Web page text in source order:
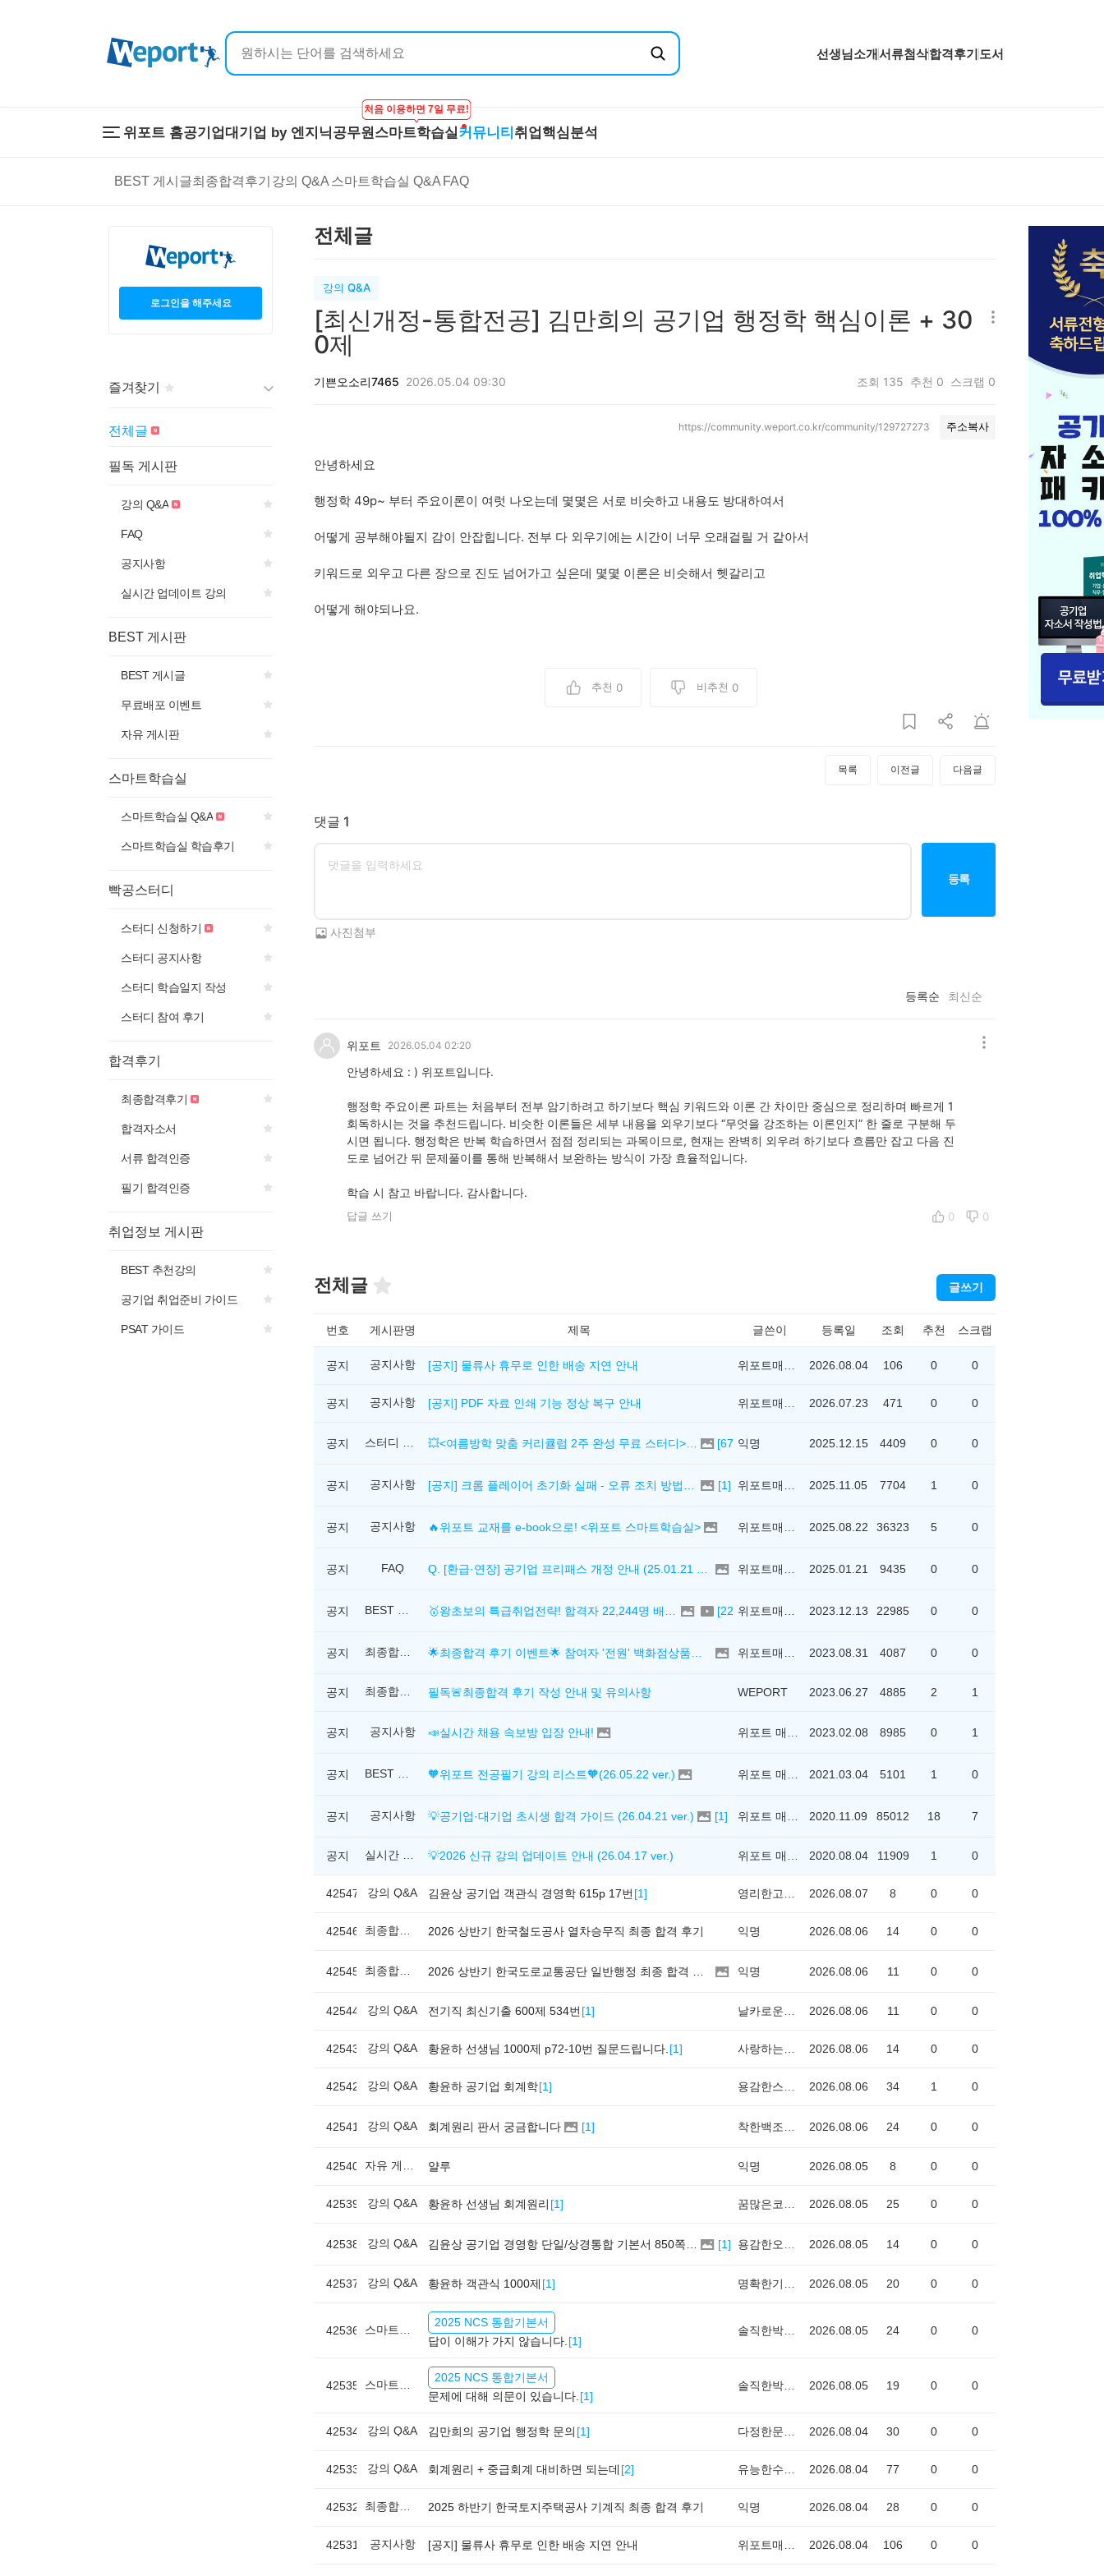
선생님소개서류첨삭합격후기 도서
위포트 홈공기업대기업 by 엔지닉공무원
처음 이용하면 7일 무료!
스마트학습실 커뮤니티
BEST 게시글최종합격후기 강의 Q&A 스마트학습실 Q&A FAQ
취업핵심분석
온라인 강의
이공계 강의
학원 강의
온라인 강의
로그인을 해주세요
즐겨찾기
게시판 제목의
전체글
필독 게시판
강의 Q&A
FAQ
공지사항
실시간 업데이트 강의
BEST 게시판
BEST 게시글
무료배포 이벤트
자유 게시판
스마트학습실
스마트학습실 Q&A
스마트학습실 학습후기
빡공스터디
스터디 신청하기
스터디 공지사항
스터디 학습일지 작성
스터디 참여 후기
합격후기
최종합격후기
합격자소서
서류 합격인증
필기 합격인증
취업정보 게시판
BEST 추천강의
공기업 취업준비 가이드
PSAT 가이드
전체글
강의 Q&A
[최신개정-통합전공] 김만희의 공기업 행정학 핵심이론 + 30
0제
기쁜오소리7465 2026.05.04 09:30 조회 135 추천 0 스크랩 0
https://community.weport.co.kr/community/129727273 주소복사
안녕하세요
행정학 49p~ 부터 주요이론이 여럿 나오는데 몇몇은 서로 비슷하고 내용도 방대하여서
어떻게 공부해야될지 감이 안잡힙니다. 전부 다 외우기에는 시간이 너무 오래걸릴 거 같아서
키워드로 외우고 다른 장으로 진도 넘어가고 싶은데 몇몇 이론은 비슷해서 헷갈리고
어떻게 해야되나요.
추천 0 비추천 0
목록 이전글 다음글
댓글 1
등록
사진첨부
등록순 최신순
위포트 2026.05.04 02:20
안녕하세요 : ) 위포트입니다.
행정학 주요이론 파트는 처음부터 전부 암기하려고 하기보다 핵심 키워드와 이론 간 차이만 중심으로 정리하며 빠르게 1
회독하시는 것을 추천드립니다. 비슷한 이론들은 세부 내용을 외우기보다 “무엇을 강조하는 이론인지” 한 줄로 구분해 두
시면 됩니다. 행정학은 반복 학습하면서 점점 정리되는 과목이므로, 현재는 완벽히 외우려 하기보다 흐름만 잡고 다음 진
도로 넘어간 뒤 문제풀이를 통해 반복해서 보완하는 방식이 가장 효율적입니다.
학습 시 참고 바랍니다. 감사합니다.
답글 쓰기 0 0
전체글 글쓰기
번호 게시판명 제목 글쓴이 등록일 조회 추천 스크랩
공지 공지사항 [공지] 물류사 휴무로 인한 배송 지연 안내 2026.08.04 106 0 0
공지 공지사항 [공지] PDF 자료 인쇄 기능 정상 복구 안내 2026.07.23 471 0 0
공지 [67 익명 2025.12.15 4409 0 0
공지 공지사항 [1] 2025.11.05 7704 1 0
공지 공지사항 🔥위포트 교재를 e-book으로! <위포트 스마트학습실> 2025.08.22 36323 5 0
공지 FAQ 2025.01.21 9435 0 0
공지 [22 2023.12.13 22985 0 0
공지 2023.08.31 4087 0 0
공지 필독🚨최종합격 후기 작성 안내 및 유의사항 WEPORT 2023.06.27 4885 2 1
공지 공지사항 📣실시간 채용 속보방 입장 안내! 2023.02.08 8985 0 1
공지 🧡위포트 전공필기 강의 리스트🧡(26.05.22 ver.) 2021.03.04 5101 1 0
공지 공지사항 💡공기업·대기업 초시생 합격 가이드 (26.04.21 ver.) [1] 2020.11.09 85012 18 7
공지 💡2026 신규 강의 업데이트 안내 (26.04.17 ver.) 2020.08.04 11909 1 0
42547 강의 Q&A 김윤상 공기업 객관식 경영학 615p 17번 [1] 2026.08.07 8 0 0
42546 2026 상반기 한국철도공사 열차승무직 최종 합격 후기 익명 2026.08.06 14 0 0
42545 익명 2026.08.06 11 0 0
42544 강의 Q&A 전기직 최신기출 600제 534번 [1] 2026.08.06 11 0 0
42543 강의 Q&A 황윤하 선생님 1000제 p72-10번 질문드립니다. [1] 2026.08.06 14 0 0
42542 강의 Q&A 황윤하 공기업 회계학[1] 2026.08.06 34 1 0
42541 강의 Q&A 회계원리 판서 궁금합니다 [1] 2026.08.06 24 0 0
42540 얄루 익명 2026.08.05 8 0 0
42539 강의 Q&A 황윤하 선생님 회계원리 [1] 2026.08.05 25 0 0
42538 강의 Q&A [1] 2026.08.05 14 0 0
42537 강의 Q&A 황윤하 객관식 1000제 [1] 2026.08.05 20 0 0
42536
2025 NCS 통합기본서
답이 이해가 가지 않습니다. [1]
2026.08.05 24 0 0
42535
2025 NCS 통합기본서
문제에 대해 의문이 있습니다. [1]
2026.08.05 19 0 0
42534 강의 Q&A 김만희의 공기업 행정학 문의 [1] 2026.08.04 30 0 0
42533 강의 Q&A 회계원리 + 중급회계 대비하면 되는데 [2] 2026.08.04 77 0 0
42532 2025 하반기 한국토지주택공사 기계직 최종 합격 후기 익명 2026.08.04 28 0 0
42531 공지사항 [공지] 물류사 휴무로 인한 배송 지연 안내 2026.08.04 106 0 0